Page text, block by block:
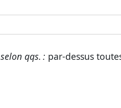
selon qqs. : par-dessus toute